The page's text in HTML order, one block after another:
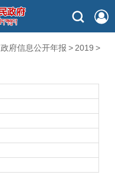
政府信息公开年报 > 2019 >